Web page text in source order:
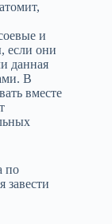
и
если они
данная
В
вместе
по
завести